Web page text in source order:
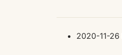
2020-11-26